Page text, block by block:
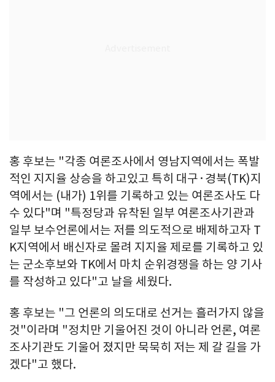
홍 후보는 "각종 여론조사에서 영남지역에서는 폭발
적인 지지율 상승을 하고있고 특히 대구·경북(TK)지
역에서는 (내가) 1위를 기록하고 있는 여론조사도 다
수 있다"며 "특정당과 유착된 일부 여론조사기관과
일부 보수언론에서는 저를 의도적으로 배제하고자 T
K지역에서 배신자로 몰려 지지율 제로를 기록하고 있
는 군소후보와 TK에서 마치 순위경쟁을 하는 양 기사
를 작성하고 있다"고 날을 세웠다.
홍 후보는 "그 언론의 의도대로 선거는 흘러가지 않을
것"이라며 "정치만 기울어진 것이 아니라 언론, 여론
조사기관도 기울어 졌지만 묵묵히 저는 제 갈 길을 가
겠다"고 했다.